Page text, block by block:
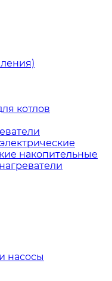
котлов
накопительные
насосы